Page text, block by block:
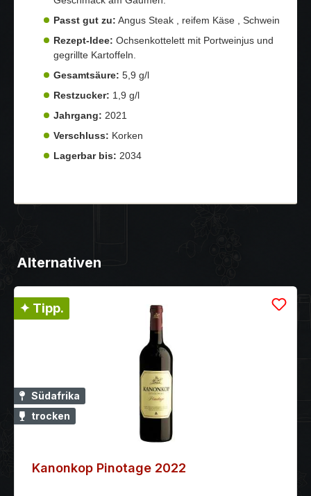
Passt gut zu: Angus Steak , reifem Käse , Schwein
Rezept-Idee: Ochsenkottelett mit Portweinjus und
gegrillte Kartoffeln.
Gesamtsäure: 5,9 g/l
Restzucker: 1,9 g/l
Jahrgang: 2021
Verschluss: Korken
Lagerbar bis: 2034
Alternativen
✦ Tipp.
Südafrika
trocken
Kanonkop Pinotage 2022